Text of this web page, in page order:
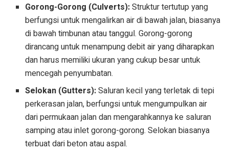
Gorong-Gorong (Culverts):Struktur tertutup yang
berfungsi untuk mengalirkan air di bawah jalan, biasanya
di bawah timbunan atau tanggul. Gorong-gorong
dirancang untuk menampung debit air yang diharapkan
dan harus memiliki ukuran yang cukup besar untuk
mencegah penyumbatan.
Selokan (Gutters):Saluran kecil yang terletak di tepi
perkerasan jalan, berfungsi untuk mengumpulkan air
dari permukaan jalan dan mengarahkannya ke saluran
samping atau inlet gorong-gorong. Selokan biasanya
terbuat dari beton atau aspal.